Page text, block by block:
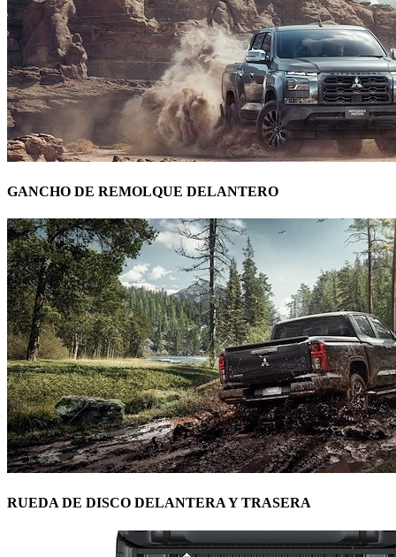
GANCHO DE REMOLQUE DELANTERO
RUEDA DE DISCO DELANTERA Y TRASERA